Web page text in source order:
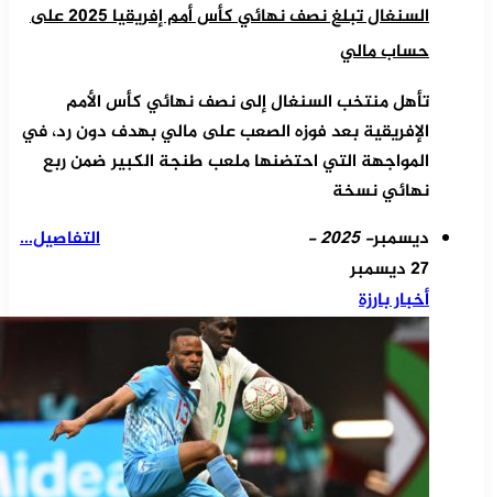
السنغال تبلغ نصف نهائي كأس أمم إفريقيا 2025 على
حساب مالي
تأهل منتخب السنغال إلى نصف نهائي كأس الأمم
الإفريقية بعد فوزه الصعب على مالي بهدف دون رد، في
المواجهة التي احتضنها ملعب طنجة الكبير ضمن ربع
نهائي نسخة
التفاصيل...
ديسمبر- 2025 -
27 ديسمبر
أخبار بارزة